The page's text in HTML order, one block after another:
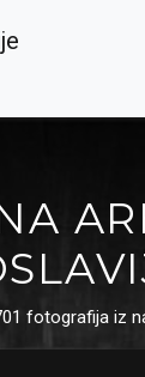
fotografija iz